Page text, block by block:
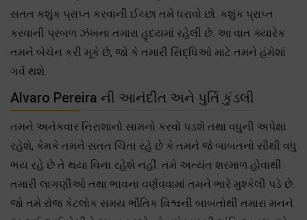
સતત કશુંક પ્રાપ્ત કરવાની ઈચ્છા તમે ધરાવો છો. કશુંક પ્રાપ્ત
કરવાની પ્રબળ ઝંખના તમારા હૃદયમાં રહેલી છે. આ વાત ક્યારેક
તમને બેચેન કરી મૂકે છે, જો કે તમારી સિદ્ધિઓ માટે તમને હંમેશાં
ગર્વ થશે.
Alvaro Pereira ની આનંદીત અને પુર્તિ કુંડલી
તમને અનેકવાર નિરાશાનો સામનો કરવો પડશે તથા વધુની અપેક્ષા
રહેશે, કેમકે તમને સતત ચિંતા રહે છે કે તમને જે બાબતનો સૌથી વધુ
ભય રહે છે તે થયા વિના રહેશે નહીં. તમે અત્યંત શરમાળ હોવાથી
તમારી લાગણીઓ તથા ભાવના વર્ણવવામાં તમને ભારે મુશ્કેલી પડે છે.
જો તમે રોજ કેટલોક સમય ભૌતિક વિશ્વની બાબતોથી તમારા મનને